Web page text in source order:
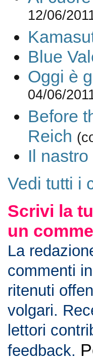
12/06/
Blue
Oggi è
04/06/
Before
Reich
Il
Vedi tutti i
Scrivi la
un
La
commenti
ritenuti
volgari.
lettori
feedback.